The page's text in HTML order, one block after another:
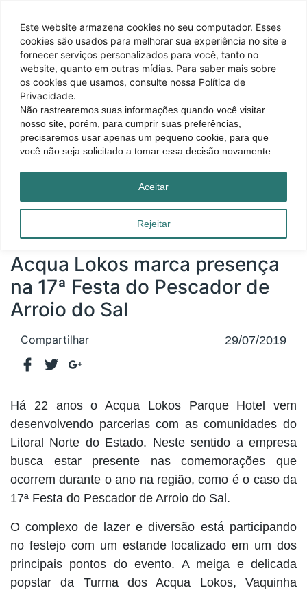
Este website armazena cookies no seu computador. Esses
cookies são usados ​​para melhorar sua experiência no site e
fornecer serviços personalizados para você, tanto no
website, quanto em outras mídias. Para saber mais sobre
os cookies que usamos, consulte nossa Política de
Privacidade.
Não rastrearemos suas informações quando você visitar
nosso site, porém, para cumprir suas preferências,
precisaremos usar apenas um pequeno cookie, para que
você não seja solicitado a tomar essa decisão novamente.
Rejeitar
Aceitar
Página inicial|Blog|Acqua Lokos marca presença na 17ª Festa do Pescador de
Acqua Lokos marca presença
na 17ª Festa do Pescador de
Arroio do Sal
Compartilhar 29/07/2019
Há 22 anos o Acqua Lokos Parque Hotel vem
desenvolvendo parcerias com as comunidades do
Litoral Norte do Estado. Neste sentido a empresa
busca estar presente nas comemorações que
ocorrem durante o ano na região, como é o caso da
17ª Festa do Pescador de Arroio do Sal.
O complexo de lazer e diversão está participando
no festejo com um estande localizado em um dos
principais pontos do evento. A meiga e delicada
popstar da Turma dos Acqua Lokos, Vaquinha